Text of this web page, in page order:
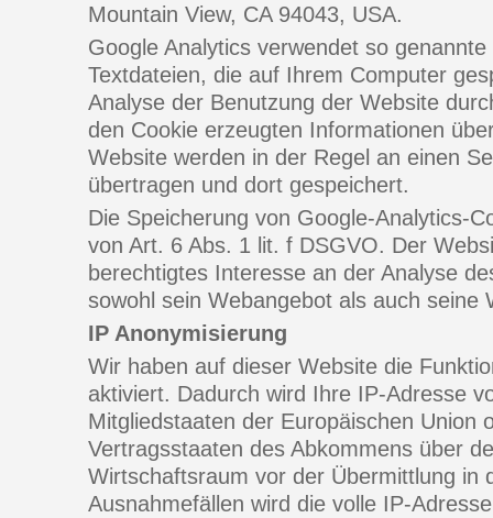
Mountain View, CA 94043, USA.
Google Analytics verwendet so genannte
Textdateien, die auf Ihrem Computer
Analyse der Benutzung der Website
den Cookie erzeugten Informationen
Website werden in der Regel an einen
übertragen und dort gespeichert.
Die Speicherung von Google-Analytics-
von Art. 6 Abs. 1 lit. f DSGVO. Der
berechtigtes Interesse an der Analyse
sowohl sein Webangebot als auch seine
IP Anonymisierung
Wir haben auf dieser Website die
aktiviert. Dadurch wird Ihre IP-Adresse
Mitgliedstaaten der Europäischen Union
Vertragsstaaten des Abkommens über
Wirtschaftsraum vor der Übermittlung in
Ausnahmefällen wird die volle IP-